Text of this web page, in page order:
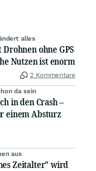
alles
ohne GPS
Nutzen ist enorm
2 Kommentare
da sein
in den Crash –
einem Absturz
aus
Zeitalter" wird